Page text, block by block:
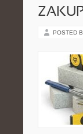
POSTED